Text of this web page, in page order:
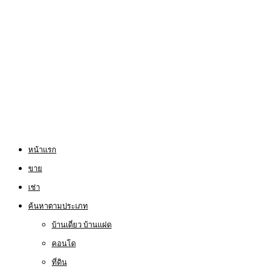
หน้าแรก
ขาย
เช่า
ค้นหาตามประเภท
บ้านเดี่ยว บ้านแฝด
คอนโด
ที่ดิน